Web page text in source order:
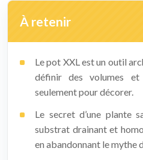
À retenir
Le pot XXL est un outil
définir des volumes et
seulement pour décorer.
Le secret d’une plante
substrat drainant et
en abandonnant le mythe